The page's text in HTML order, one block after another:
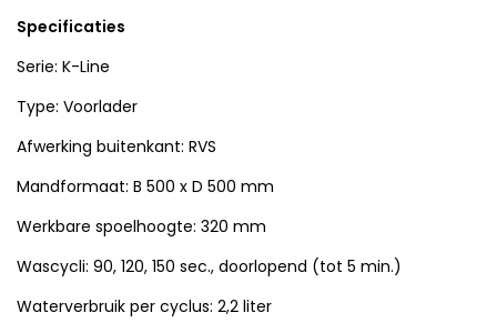
Specificaties
Serie: K-Line
Type: Voorlader
Afwerking buitenkant: RVS
Mandformaat: B 500 x D 500 mm
Werkbare spoelhoogte: 320 mm
Wascycli: 90, 120, 150 sec., doorlopend (tot 5 min.)
Waterverbruik per cyclus: 2,2 liter